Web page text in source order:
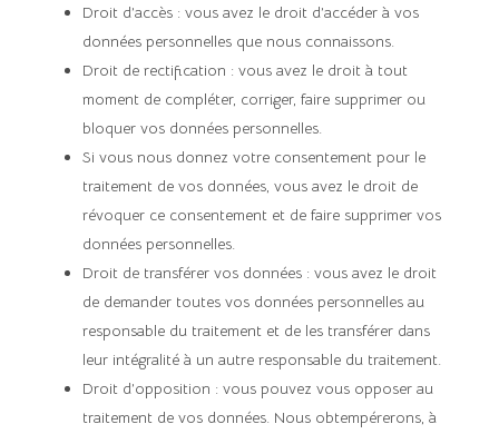
Droit d’accès : vous avez le droit d’accéder à vos
données personnelles que nous connaissons.
Droit de rectification : vous avez le droit à tout
moment de compléter, corriger, faire supprimer ou
bloquer vos données personnelles.
Si vous nous donnez votre consentement pour le
traitement de vos données, vous avez le droit de
révoquer ce consentement et de faire supprimer vos
données personnelles.
Droit de transférer vos données : vous avez le droit
de demander toutes vos données personnelles au
responsable du traitement et de les transférer dans
leur intégralité à un autre responsable du traitement.
Droit d’opposition : vous pouvez vous opposer au
traitement de vos données. Nous obtempérerons, à